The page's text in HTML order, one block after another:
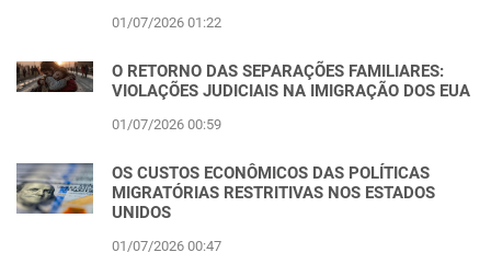
01/07/2026 01:22
O RETORNO DAS SEPARAÇÕES FAMILIARES:
VIOLAÇÕES JUDICIAIS NA IMIGRAÇÃO DOS EUA
01/07/2026 00:59
OS CUSTOS ECONÔMICOS DAS POLÍTICAS
MIGRATÓRIAS RESTRITIVAS NOS ESTADOS
UNIDOS
01/07/2026 00:47